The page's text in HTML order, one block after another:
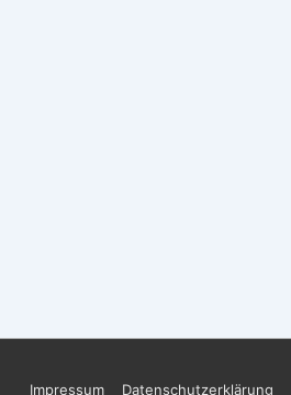
Impressum Datenschutzerklärung